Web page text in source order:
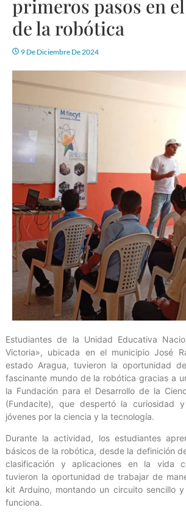
primeros pasos en
de la robótica
9 De Diciembre De 2024
Estudiantes de la Unidad Educativa
Victoria», ubicada en el municipio José
estado Aragua, tuvieron la oportunidad
fascinante mundo de la robótica gracias a
la Fundación para el Desarrollo de la
(Fundacite), que despertó la curiosidad
jóvenes por la ciencia y la tecnología.
Durante la actividad, los estudiantes
básicos de la robótica, desde la definición
clasificación y aplicaciones en la vida
tuvieron la oportunidad de trabajar de
kit Arduino, montando un circuito sencillo
funciona.